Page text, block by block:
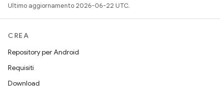
Ultimo aggiornamento 2026-06-22 UTC.
CREA
Repository per Android
Requisiti
Download